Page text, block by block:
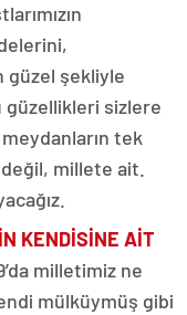
güzel şekliyle
güzellikleri sizlere
tek
millete ait.
KENDİSİNE AİT
milletimiz ne
mülküymüş gibi